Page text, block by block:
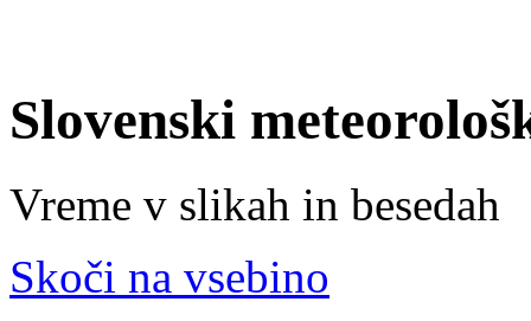
Slovenski
Vreme v slikah in besedah
Skoči na vsebino